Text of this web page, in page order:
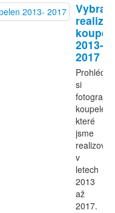
2013-
2017
si
fotografie
koupelen,
které
jsme
realizovali
v
letech
2013
až
2017.